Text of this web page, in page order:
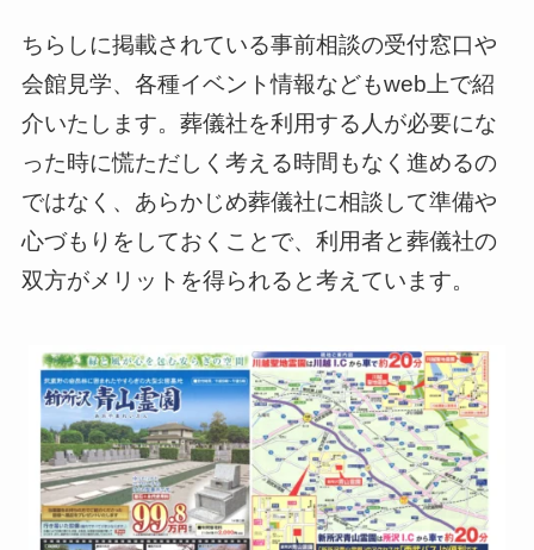
ちらしに掲載されている事前相談の受付窓口や
会館見学、各種イベント情報などもweb上で紹
介いたします。葬儀社を利用する人が必要にな
った時に慌ただしく考える時間もなく進めるの
ではなく、あらかじめ葬儀社に相談して準備や
心づもりをしておくことで、利用者と葬儀社の
双方がメリットを得られると考えています。